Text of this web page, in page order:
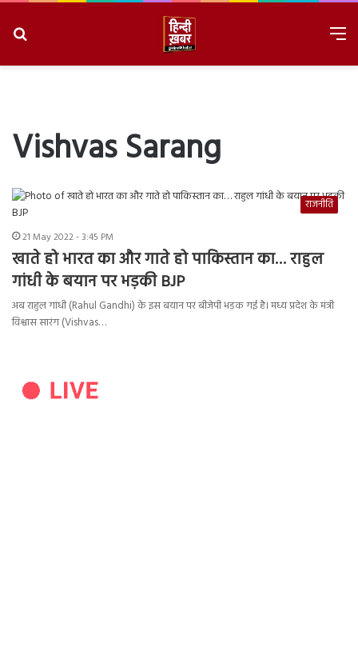
Vishvas Sarang
राजनीति
21 May 2022 - 3:45 PM
खाते हो भारत का और गाते हो पाकिस्तान का… राहुल
गांधी के बयान पर भड़की BJP
अब राहुल गांधी (Rahul Gandhi) के इस बयान पर बीजेपी भड़क गई है। मध्य प्रदेश के मंत्री
विश्वास सारंग (Vishvas…